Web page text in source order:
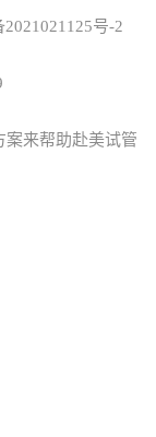
2021021125号-2
案来帮助赴美试管